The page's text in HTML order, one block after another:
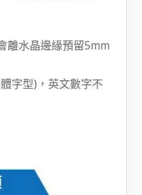
離水晶邊緣預留5mm
字型)，英文數字不